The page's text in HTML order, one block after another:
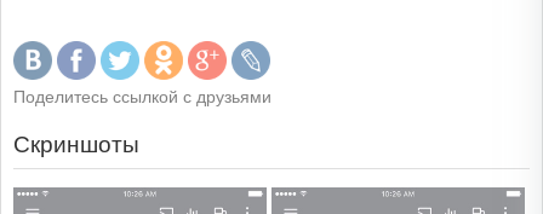
Поделитесь ссылкой с друзьями
Скриншоты